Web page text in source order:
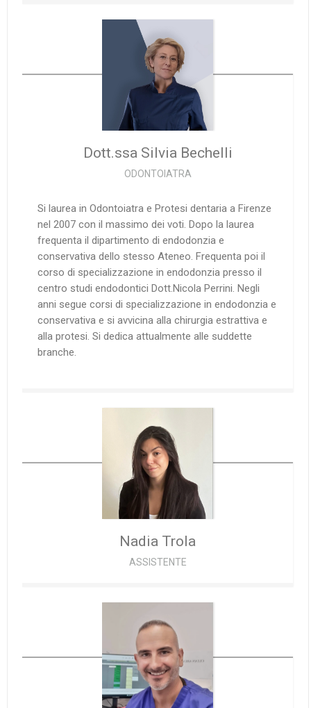
Dott.ssa Silvia Bechelli
ODONTOIATRA
Si laurea in Odontoiatra e Protesi dentaria a Firenze
nel 2007 con il massimo dei voti. Dopo la laurea
frequenta il dipartimento di endodonzia e
conservativa dello stesso Ateneo. Frequenta poi il
corso di specializzazione in endodonzia presso il
centro studi endodontici Dott.Nicola Perrini. Negli
anni segue corsi di specializzazione in endodonzia e
conservativa e si avvicina alla chirurgia estrattiva e
alla protesi. Si dedica attualmente alle suddette
branche.
Nadia Trola
ASSISTENTE